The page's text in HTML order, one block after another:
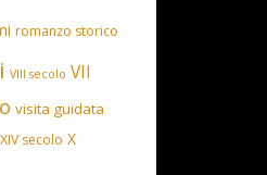
romanzo storico
VIII secolo VII
visita guidata
XIV secolo X